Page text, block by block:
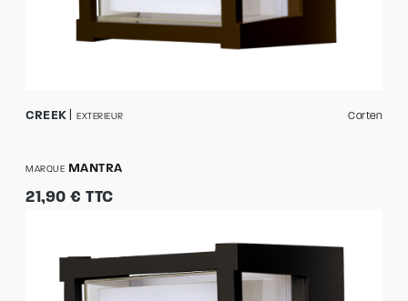
CREEK EXTERIEUR Corten
MARQUE MANTRA
21,90 € TTC